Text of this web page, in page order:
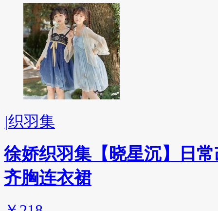
|织羽集
徐娇织羽集【晓星沉】日
齐胸连衣裙